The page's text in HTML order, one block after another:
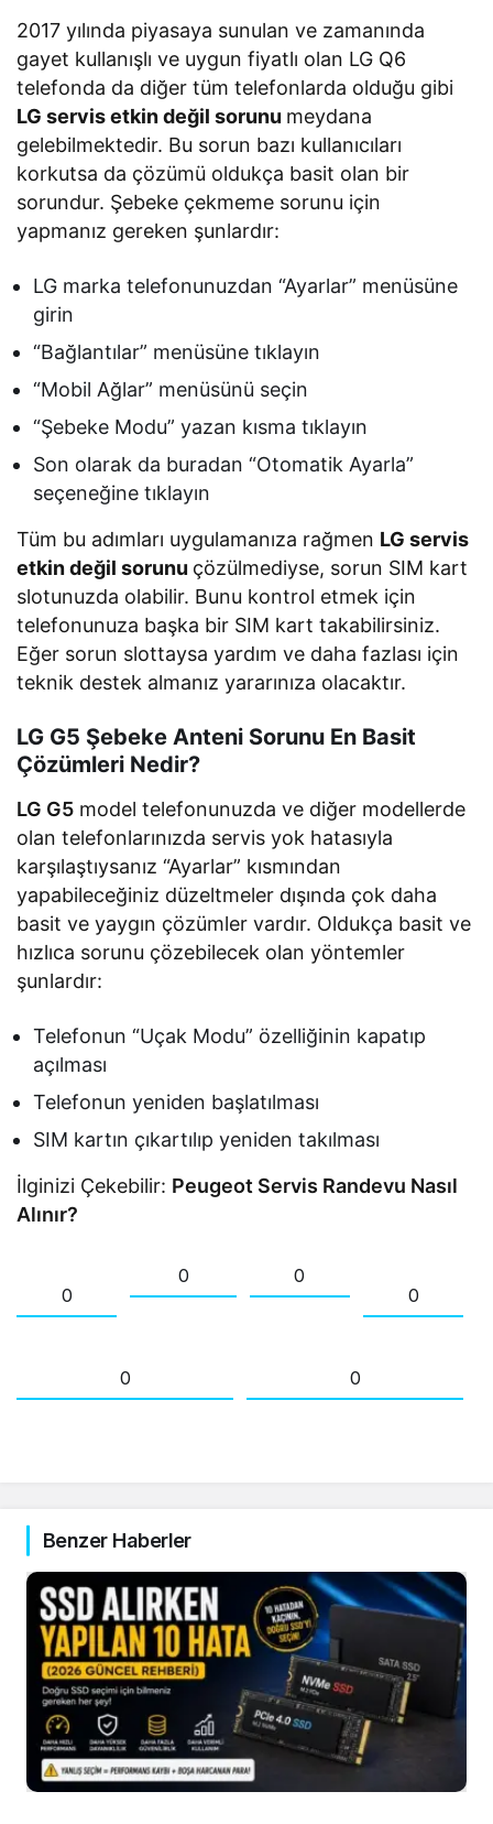
2017 yılında piyasaya sunulan ve zamanında
gayet kullanışlı ve uygun fiyatlı olan LG Q6
telefonda da diğer tüm telefonlarda olduğu gibi
LG servis etkin değil sorunu meydana
gelebilmektedir. Bu sorun bazı kullanıcıları
korkutsa da çözümü oldukça basit olan bir
sorundur. Şebeke çekmeme sorunu için
yapmanız gereken şunlardır:
LG marka telefonunuzdan “Ayarlar” menüsüne
girin
“Bağlantılar” menüsüne tıklayın
“Mobil Ağlar” menüsünü seçin
“Şebeke Modu” yazan kısma tıklayın
Son olarak da buradan “Otomatik Ayarla”
seçeneğine tıklayın
Tüm bu adımları uygulamanıza rağmen LG servis
etkin değil sorunu çözülmediyse, sorun SIM kart
slotunuzda olabilir. Bunu kontrol etmek için
telefonunuza başka bir SIM kart takabilirsiniz.
Eğer sorun slottaysa yardım ve daha fazlası için
teknik destek almanız yararınıza olacaktır.
LG G5 Şebeke Anteni Sorunu En Basit
Çözümleri Nedir?
LG G5 model telefonunuzda ve diğer modellerde
olan telefonlarınızda servis yok hatasıyla
karşılaştıysanız “Ayarlar” kısmından
yapabileceğiniz düzeltmeler dışında çok daha
basit ve yaygın çözümler vardır. Oldukça basit ve
hızlıca sorunu çözebilecek olan yöntemler
şunlardır:
Telefonun “Uçak Modu” özelliğinin kapatıp
açılması
Telefonun yeniden başlatılması
SIM kartın çıkartılıp yeniden takılması
İlginizi Çekebilir: Peugeot Servis Randevu Nasıl
Alınır?
0
0
0
0
0 0
Benzer Haberler